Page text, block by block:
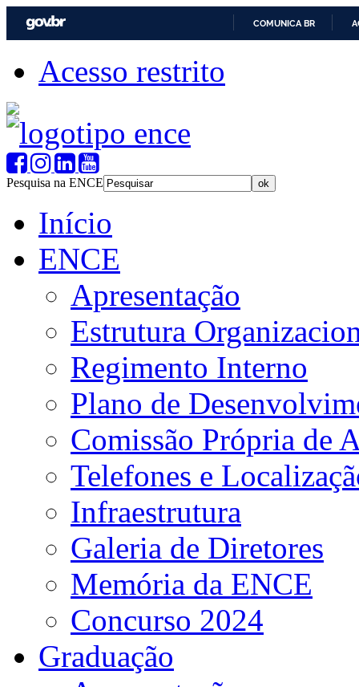
COMUNICA BR
Acesso restrito
Pesquisa na ENCE
Início
ENCE
Apresentação
Estrutura
Regimento Interno
Plano de
Comissão Própria de
Telefones e
Infraestrutura
Galeria de Diretores
Memória da ENCE
Concurso 2024
Graduação